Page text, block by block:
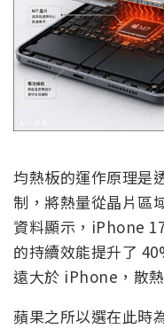
均熱板的運作原理是
制，將熱量從晶片區
資料顯示，iPhone
的持續效能提升了
遠大於 iPhone，散
蘋果之所以選在此時